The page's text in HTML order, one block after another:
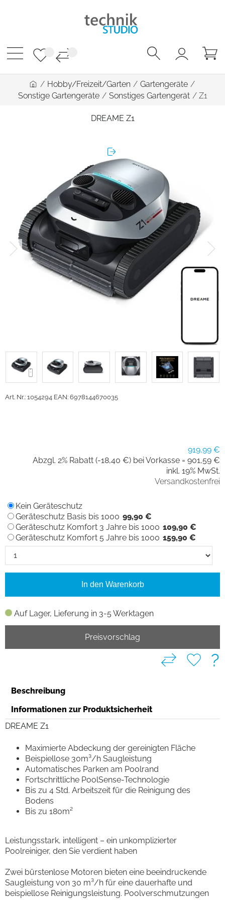
/ Hobby/Freizeit/Garten / Gartengeräte /
Sonstige Gartengeräte / Sonstiges Gartengerät / Z1
DREAME Z1
Art. Nr.: 1054294 EAN: 6978144670035
919,99 €
Abzgl. 2% Rabatt (-18,40 €) bei Vorkasse = 901,59 €
inkl. 19% MwSt.
Versandkostenfrei
Auf Lager, Lieferung in 3-5 Werktagen
Kein Geräteschutz
Geräteschutz Basis bis 1000 99,90 €
Geräteschutz Komfort 3 Jahre bis 1000 109,90 €
Geräteschutz Komfort 5 Jahre bis 1000 159,90 €
In den Warenkorb
Preisvorschlag
?
Beschreibung
Informationen zur Produktsicherheit
DREAME Z1
Maximierte Abdeckung der gereinigten Fläche
Beispiellose 30m³/h Saugleistung
Automatisches Parken am Poolrand
Fortschrittliche PoolSense-Technologie
Bis zu 4 Std. Arbeitszeit für die Reinigung des
Bodens
Bis zu 180m²
Leistungsstark, intelligent – ein unkomplizierter
Poolreiniger, den Sie verdient haben
Zwei bürstenlose Motoren bieten eine beeindruckende
Saugleistung von 30 m³/h für eine dauerhafte und
beispiellose Reinigungsleistung. Poolverschmutzungen